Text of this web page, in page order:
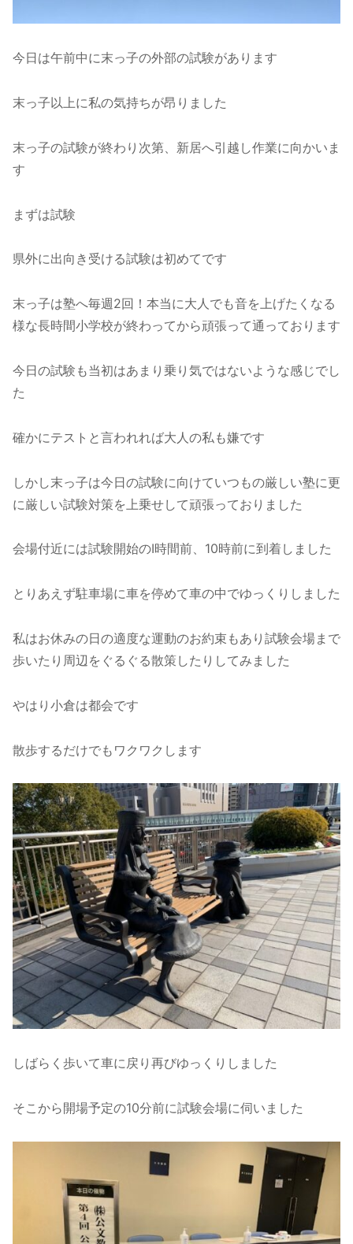
今日は午前中に末っ子の外部の試験があります
末っ子以上に私の気持ちが昂りました
末っ子の試験が終わり次第、新居へ引越し作業に向かいま
す
まずは試験
県外に出向き受ける試験は初めてです
末っ子は塾へ毎週2回！本当に大人でも音を上げたくなる
様な長時間小学校が終わってから頑張って通っております
今日の試験も当初はあまり乗り気ではないような感じでし
た
確かにテストと言われれば大人の私も嫌です
しかし末っ子は今日の試験に向けていつもの厳しい塾に更
に厳しい試験対策を上乗せして頑張っておりました
会場付近には試験開始のI時間前、10時前に到着しました
とりあえず駐車場に車を停めて車の中でゆっくりしました
私はお休みの日の適度な運動のお約束もあり試験会場まで
歩いたり周辺をぐるぐる散策したりしてみました
やはり小倉は都会です
散歩するだけでもワクワクします
しばらく歩いて車に戻り再びゆっくりしました
そこから開場予定の10分前に試験会場に伺いました